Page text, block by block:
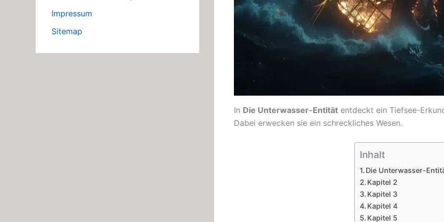
Impressum
Sitemap
In Die Unterwasser-Entität entdeckt ein Tiefsee-
Dabei erwecken sie ein schreckliches Wesen.
Inhalt
Die Unterwasser-
Kapitel 2
Kapitel 3
Kapitel 4
Kapitel 5